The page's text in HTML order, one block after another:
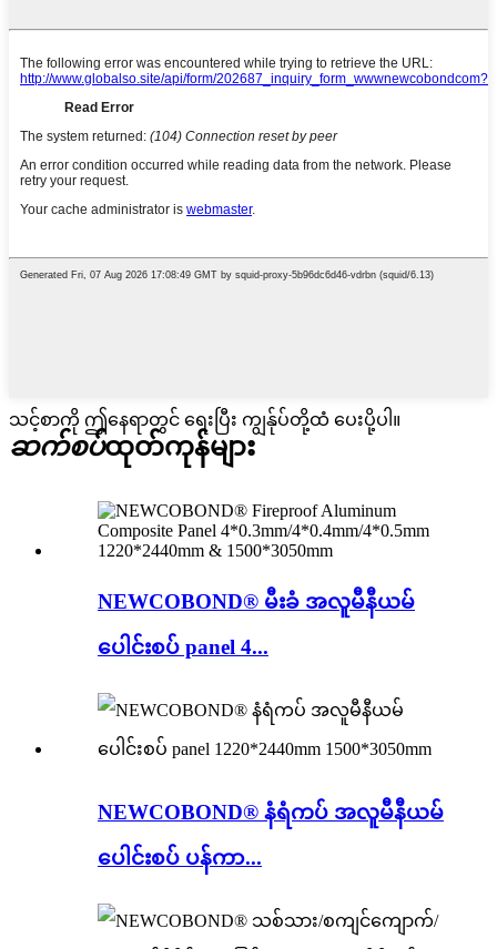
သင့်စာကို ဤနေရာတွင် ရေးပြီး ကျွန်ုပ်တို့ထံ ပေးပို့ပါ။
ဆက်စပ်ထုတ်ကုန်များ
NEWCOBOND® မီးခံ အလူမီနီယမ်
ပေါင်းစပ် panel 4...
NEWCOBOND® နံရံကပ် အလူမီနီယမ်
ပေါင်းစပ် ပန်ကာ...